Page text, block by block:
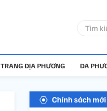
TRANG ĐỊA PHƯƠNG ĐA
Chính sách mới